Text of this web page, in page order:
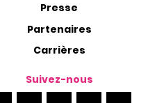
Presse
Partenaires
Carrières
Suivez-nous